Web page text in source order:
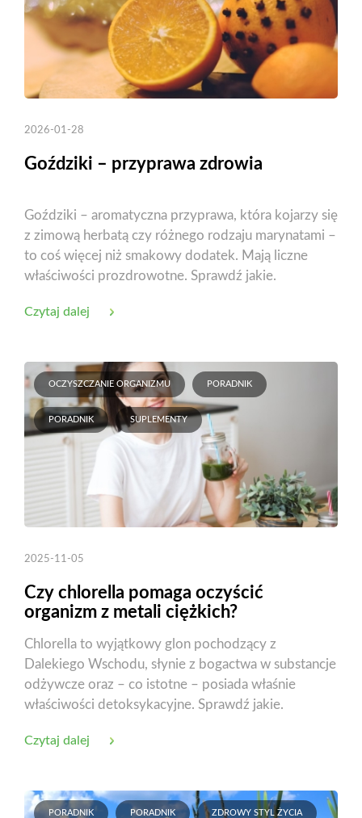
2026-01-28
Goździki – przyprawa zdrowia
Goździki – aromatyczna przyprawa, która kojarzy się
z zimową herbatą czy różnego rodzaju marynatami –
to coś więcej niż smakowy dodatek. Mają liczne
właściwości prozdrowotne. Sprawdź jakie.
Czytaj dalej
OCZYSZCZANIE ORGANIZMU PORADNIK
PORADNIK SUPLEMENTY
2025-11-05
Czy chlorella pomaga oczyścić
organizm z metali ciężkich?
Chlorella to wyjątkowy glon pochodzący z
Dalekiego Wschodu, słynie z bogactwa w substancje
odżywcze oraz – co istotne – posiada właśnie
właściwości detoksykacyjne. Sprawdź jakie.
Czytaj dalej
PORADNIK PORADNIK ZDROWY STYL ŻYCIA